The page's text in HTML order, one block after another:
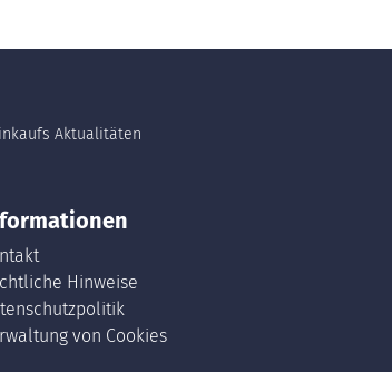
Aktualitäten
Hinweise
von Cookies